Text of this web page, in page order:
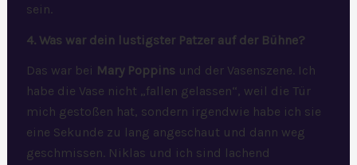
sein.
4. Was war dein lustigster Patzer auf der Bühne?
Das war bei Mary Poppins und der Vasenszene. Ich
habe die Vase nicht „fallen gelassen“, weil die Tür
mich gestoßen hat, sondern irgendwie habe ich sie
eine Sekunde zu lang angeschaut und dann weg
geschmissen. Niklas und ich sind lachend